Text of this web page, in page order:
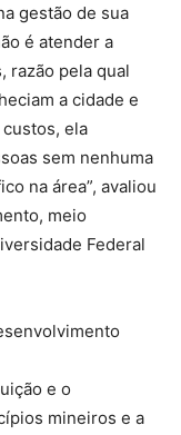
gestão de sua
é atender a
razão pela qual
a cidade e
ela
sem nenhuma
na área”, avaliou
meio
Federal
e o
mineiros e a